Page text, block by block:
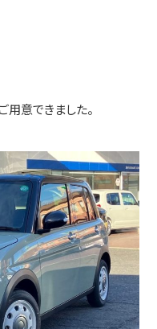
用意できました。